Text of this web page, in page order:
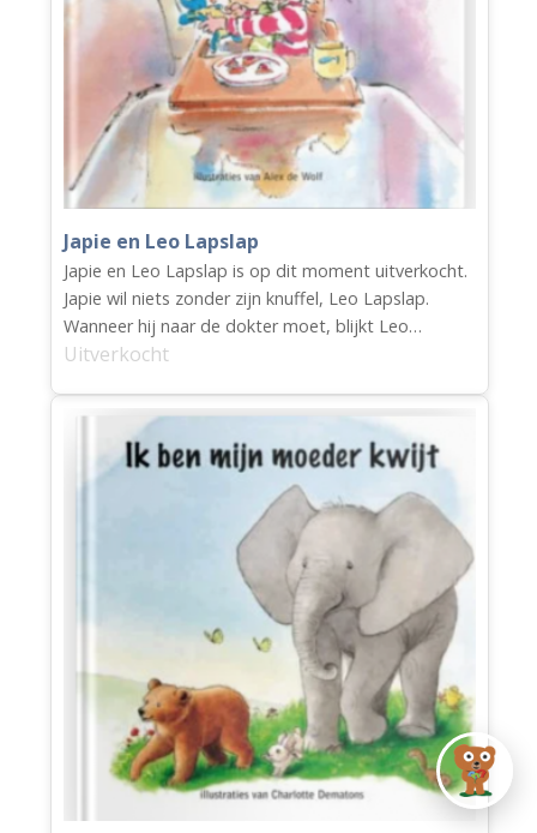
Japie en Leo Lapslap
Japie en Leo Lapslap is op dit moment uitverkocht.
Japie wil niets zonder zijn knuffel, Leo Lapslap.
Wanneer hij naar de dokter moet, blijkt Leo…
Uitverkocht